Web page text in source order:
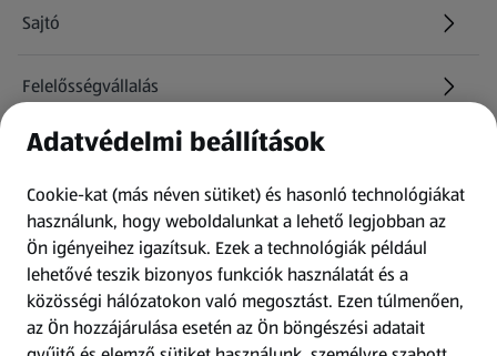
Sajtó
Felelősségvállalás
Információk
Kérdőív
Fizetési lehetőségek
ALDI utalványok
Adatvédelmi beállítások
Cookie-kat (más néven sütiket) és hasonló technológiákat
használunk, hogy weboldalunkat a lehető legjobban az
Ön igényeihez igazítsuk. Ezek a technológiák például
lehetővé teszik bizonyos funkciók használatát és a
közösségi hálózatokon való megosztást. Ezen túlmenően,
az Ön hozzájárulása esetén az Ön böngészési adatait